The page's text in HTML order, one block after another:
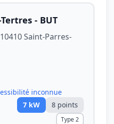
- BUT
Saint-Parres-
inconnue
7 kW 8 points
Type 2